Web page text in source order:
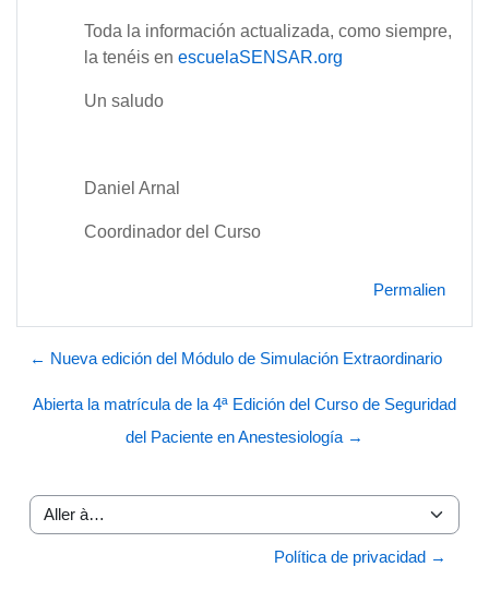
Toda la información actualizada, como siempre,
la tenéis en escuelaSENSAR.org
Un saludo
Daniel Arnal
Coordinador del Curso
Permalien
← Nueva edición del Módulo de Simulación Extraordinario
Abierta la matrícula de la 4ª Edición del Curso de Seguridad
del Paciente en Anestesiología →
Aller à…
Política de privacidad →